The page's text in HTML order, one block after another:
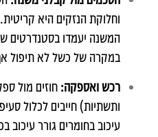
וחלוקת הנזקים היא
המשנה יעמדו בסטנדרטים
במקרה של כשל לא תיפול
רכש ואספקה: חוזים מול
ותשתיות) חייבים לכלול
עיכוב בחומרים גורר עיכוב